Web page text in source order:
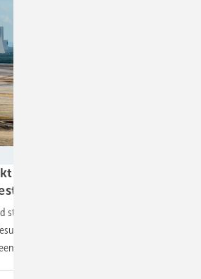
16 Milliarden Euro
in fossile
steckt sechsmal so viel Steuergeld in
als in die industrielle